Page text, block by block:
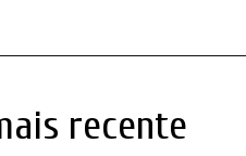
recente